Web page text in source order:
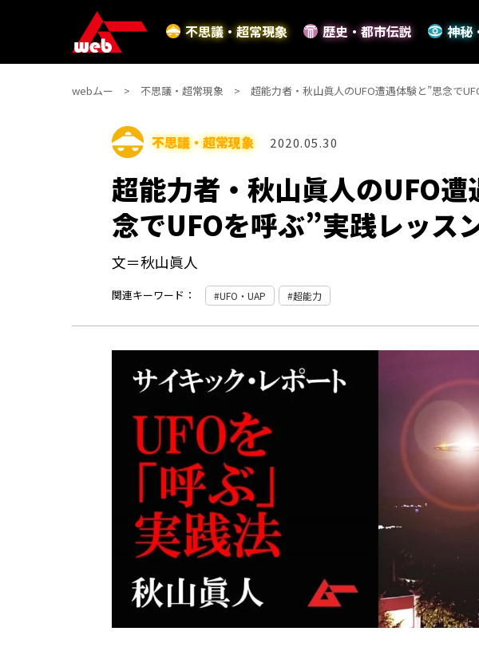
不思議・超常現象 歴史・都市伝説 神秘
webムー 不思議・超常現象 超能力者・秋山眞人のUFO遭遇体験と”思念で
不思議・超常現象 2020.05.30
超能力者・秋山眞人のUFO
念でUFOを呼ぶ”実践レッス
文＝秋山眞人
関連キーワード： UFO・UAP 超能力